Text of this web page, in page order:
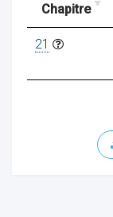
Chapitre
21